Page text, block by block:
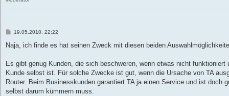
B
i
a
19.05.2010, 22:22
Naja, ich finde es hat seinen Zweck mit diesen beiden
Es gibt genug Kunden, die sich beschweren, wenn etwas nicht funktioniert
Kunde selbst ist. Für solche Zwecke ist gut, wenn die Ursache von TA
Router. Beim Businesskunden garantiert TA ja einen Service und ist doch
selbst darum kümmern muss.